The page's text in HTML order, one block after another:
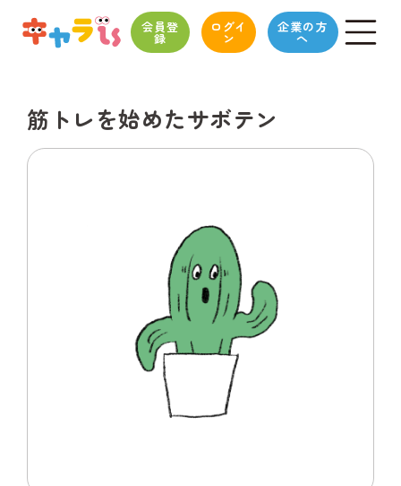
会員登
録
ログイ
ン
企業の方
へ
筋トレを始めたサボテン